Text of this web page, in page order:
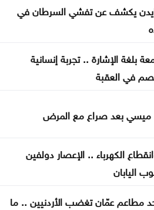
تطورات الأوضاع الإقليمية
تضرب مناطق عربية خلال
بتعليق الهجمات في البحر
موظفو اليرموك يثمّنون جهود
يكشف عن تفشي السرطان في
بلغة الإشارة .. تجربة إنسانية
في العقبة
ميسي بعد صراع مع المرض
الكهرباء .. الإعصار دولفين
اليابان
مطاعم عمّان تغضب الأردنيين .. ما